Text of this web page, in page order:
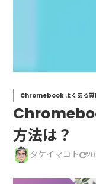
方法は？
タケイマコト
Chromebook よくある質